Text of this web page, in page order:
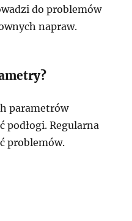
do problemów
napraw.
parametrów
podłogi. Regularna
problemów.